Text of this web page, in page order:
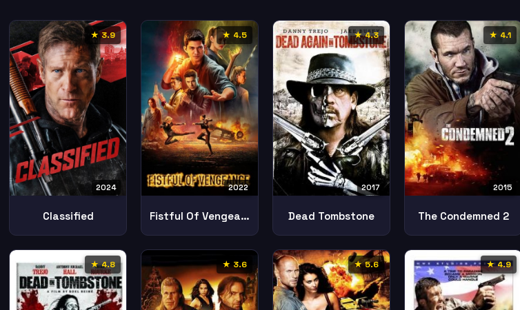
★ 3.9
2024
Classified
★ 4.5
2022
Fistful Of Vengeance
★ 4.3
2017
Dead Tombstone
★ 4.1
2015
The Condemned 2
★ 4.8 ★ 3.6 ★ 5.6 ★ 4.9